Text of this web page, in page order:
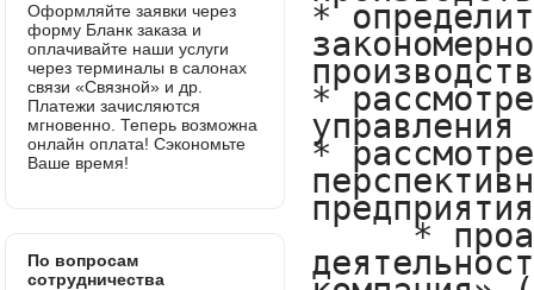
Оформляйте заявки через
форму Бланк заказа и
оплачивайте наши услуги
через терминалы в салонах
связи «Связной» и др.
Платежи зачисляются
мгновенно. Теперь возможна
онлайн оплата! Сэкономьте
Ваше время!
По вопросам
сотрудничества